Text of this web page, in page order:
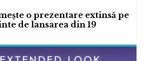
o prezentare extinsă pe
de lansarea din 19